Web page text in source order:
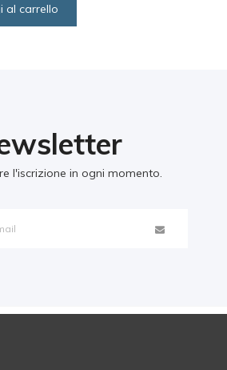
al carrello
l'iscrizione in ogni momento.